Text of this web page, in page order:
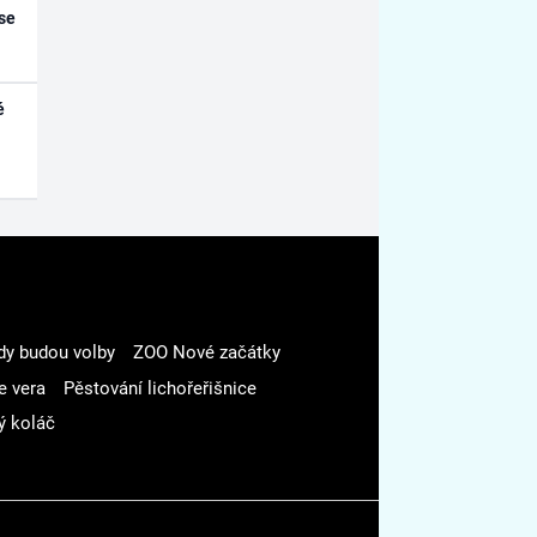
budou volby
ZOO Nové začátky
vera
Pěstování lichořeřišnice
koláč